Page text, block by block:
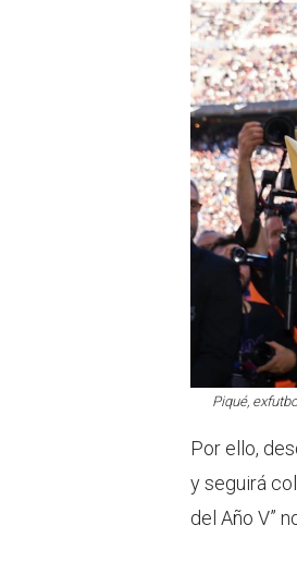
Piqué,
Por ello,
y seguirá
del Año V”